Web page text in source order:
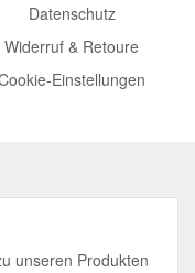
Datenschutz
Widerruf & Retoure
Einstellungen
unseren Produkten